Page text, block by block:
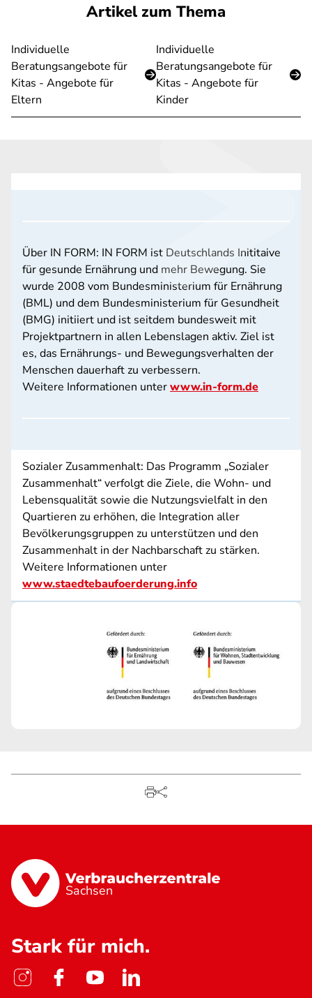
Artikel zum Thema
Individuelle
Beratungsangebote für
Kitas - Angebote für
Eltern
Individuelle
Beratungsangebote für
Kitas - Angebote für
Kinder
Über IN FORM: IN FORM ist Deutschlands Inititaive
für gesunde Ernährung und mehr Bewegung. Sie
wurde 2008 vom Bundesministerium für Ernährung
(BML) und dem Bundesministerium für Gesundheit
(BMG) initiiert und ist seitdem bundesweit mit
Projektpartnern in allen Lebenslagen aktiv. Ziel ist
es, das Ernährungs- und Bewegungsverhalten der
Menschen dauerhaft zu verbessern.
Weitere Informationen unterwww.in-form.de
Sozialer Zusammenhalt: Das Programm „Sozialer
Zusammenhalt“ verfolgt die Ziele, die Wohn- und
Lebensqualität sowie die Nutzungsvielfalt in den
Quartieren zu erhöhen, die Integration aller
Bevölkerungsgruppen zu unterstützen und den
Zusammenhalt in der Nachbarschaft zu stärken.
Weitere Informationen unter
www.staedtebaufoerderung.info
Sachsen
Stark für mich.